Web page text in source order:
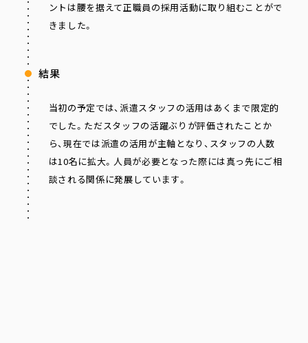
ントは腰を据えて正職員の採用活動に取り組むことがで
きました。
結果
当初の予定では、派遣スタッフの活用はあくまで限定的
でした。ただスタッフの活躍ぶりが評価されたことか
ら、現在では派遣の活用が主軸となり、スタッフの人数
は10名に拡大。人員が必要となった際には真っ先にご相
談される関係に発展しています。